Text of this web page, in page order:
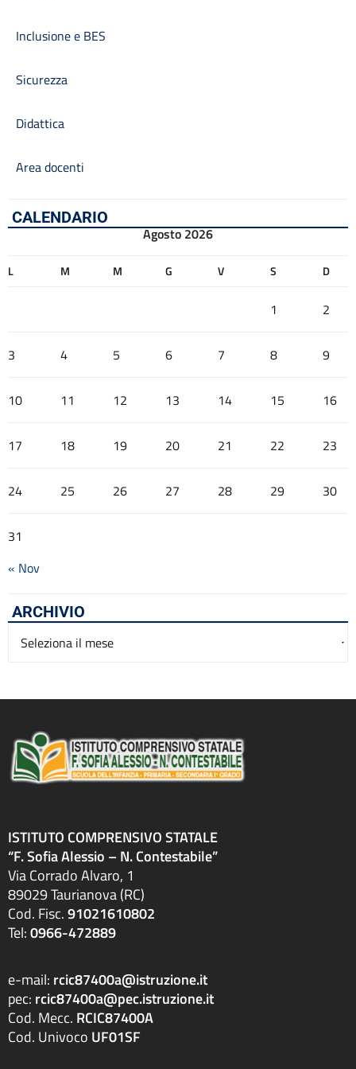
Inclusione e BES
Sicurezza
Didattica
Area docenti
CALENDARIO
Agosto 2026
L M M G V S D
1 2
3 4 5 6 7 8 9
10 11 12 13 14 15 16
17 18 19 20 21 22 23
24 25 26 27 28 29 30
31
« Nov
ARCHIVIO
Archivio
ISTITUTO COMPRENSIVO STATALE
“F. Sofia Alessio – N. Contestabile”
Via Corrado Alvaro, 1
89029 Taurianova (RC)
Cod. Fisc.91021610802
Tel:0966-472889
e-mail: rcic87400a@istruzione.it
pec: rcic87400a@pec.istruzione.it
Cod. Mecc. RCIC87400A
Cod. Univoco UF01SF